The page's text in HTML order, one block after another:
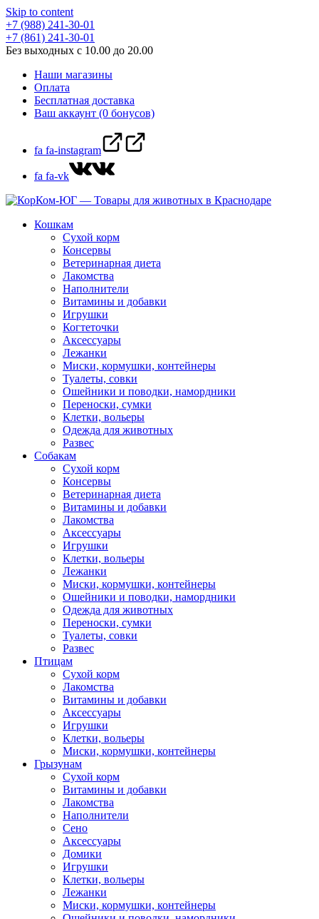
Skip to content
+7 (988) 241-30-01
+7 (861) 241-30-01
Без выходных с 10.00 до 20.00
Наши магазины
Оплата
Бесплатная доставка
Ваш аккаунт (0 бонусов)
fa fa-instagram
fa fa-vk
Кошкам
Сухой корм
Консервы
Ветеринарная диета
Лакомства
Наполнители
Витамины и добавки
Игрушки
Когтеточки
Аксессуары
Лежанки
Миски, кормушки, контейнеры
Туалеты, совки
Ошейники и поводки, намордники
Переноски, сумки
Клетки, вольеры
Одежда для животных
Развес
Собакам
Сухой корм
Консервы
Ветеринарная диета
Витамины и добавки
Лакомства
Аксессуары
Игрушки
Клетки, вольеры
Лежанки
Миски, кормушки, контейнеры
Ошейники и поводки, намордники
Одежда для животных
Переноски, сумки
Туалеты, совки
Развес
Птицам
Сухой корм
Лакомства
Витамины и добавки
Аксессуары
Игрушки
Клетки, вольеры
Миски, кормушки, контейнеры
Грызунам
Сухой корм
Витамины и добавки
Лакомства
Наполнители
Сено
Аксессуары
Домики
Игрушки
Клетки, вольеры
Лежанки
Миски, кормушки, контейнеры